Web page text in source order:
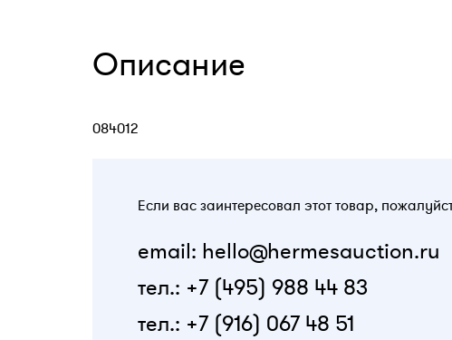
Описание
084012
Если вас заинтересовал этот товар,
email: hello@hermesauction.ru
тел.: +7 (495) 988 44 83
тел.: +7 (916) 067 48 51